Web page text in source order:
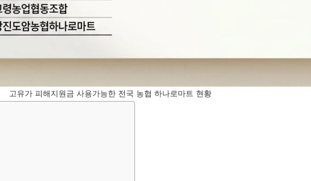
고유가 피해지원금 사용가능한 전국 농협 하나로마트 현황